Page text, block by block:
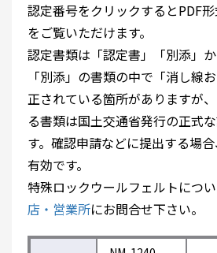
認定番号をクリックするとPDF
をご覧いただけます。
認定書類は「認定書」「別添」か
「別添」の書類の中で「消し線
正されている箇所がありますが
る書類は国土交通省発行の正式
す。確認申請などに提出する場
有効です。
特殊ロックウールフェルトについ
店・営業所にお問合せ下さい。